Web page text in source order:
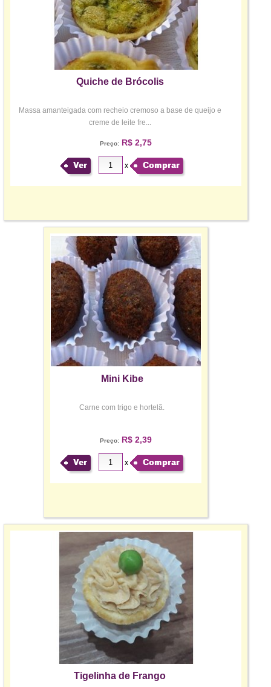
Quiche de Brócolis
Massa amanteigada com recheio cremoso a base de queijo e
creme de leite fre...
Preço:R$ 2,75
Ver x Comprar
Mini Kibe
Carne com trigo e hortelã.
Preço:R$ 2,39
Ver x Comprar
Tigelinha de Frango